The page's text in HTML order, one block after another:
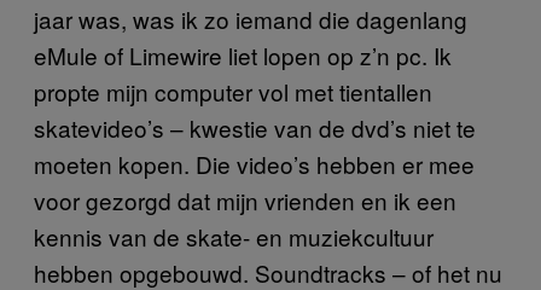
jaar was, was ik zo iemand die dagenlang
eMule of Limewire liet lopen op z’n pc. Ik
propte mijn computer vol met tientallen
skatevideo’s – kwestie van de dvd’s niet te
moeten kopen. Die video’s hebben er mee
voor gezorgd dat mijn vrienden en ik een
kennis van de skate- en muziekcultuur
hebben opgebouwd. Soundtracks – of het nu